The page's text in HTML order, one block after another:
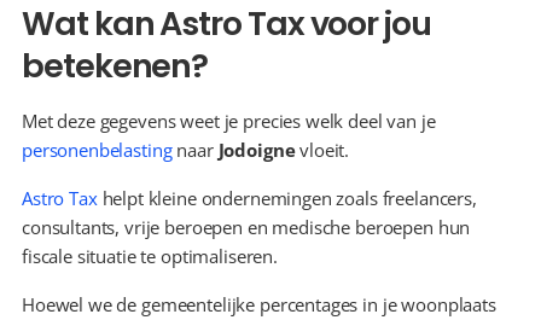
Wat kan Astro Tax voor jou
betekenen?
Met deze gegevens weet je precies welk deel van je
personenbelasting naar Jodoigne vloeit.
Astro Tax helpt kleine ondernemingen zoals freelancers,
consultants, vrije beroepen en medische beroepen hun
fiscale situatie te optimaliseren.
Hoewel we de gemeentelijke percentages in je woonplaats